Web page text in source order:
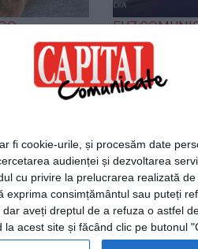
fi cookie-urile, și procesăm date
audienței și dezvoltarea
cu privire la prelucrarea realizată
consimțământul sau puteți
aveți dreptul de a refuza o astfel
acest site și făcând clic pe butonul
un
care
într-un
EVZ
Agentia
lansează un
practic
vor să intre în
comerțul
și condiții|Consimtamant